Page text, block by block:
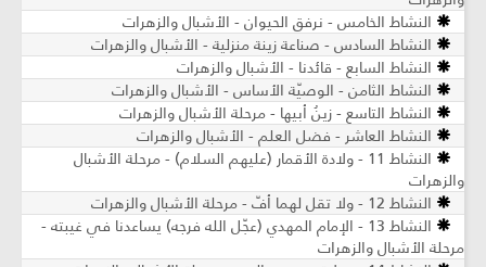
النشاط الخامس - نرفق الحيوان - الأشبال والزهرات
النشاط السادس - صناعة زينة منزلية - الأشبال والزهرات
النشاط السابع - قائدنا - الأشبال والزهرات
النشاط الثامن - الوصيّة الأساس - الأشبال والزهرات
النشاط التاسع - زينُ أبيها - مرحلة الأشبال والزهرات
النشاط العاشر - فضل العلم - الأشبال والزهرات
النشاط 11 - ولادة الأقمار (عليهم السلام) - مرحلة الأشبال
والزهرات
النشاط 12 - ولا تقل لهما أفّ - مرحلة الأشبال والزهرات
النشاط 13 - الإمام المهدي (عجّل الله فرجه) يساعدنا في غيبته -
مرحلة الأشبال والزهرات